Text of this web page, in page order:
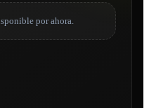
por ahora.